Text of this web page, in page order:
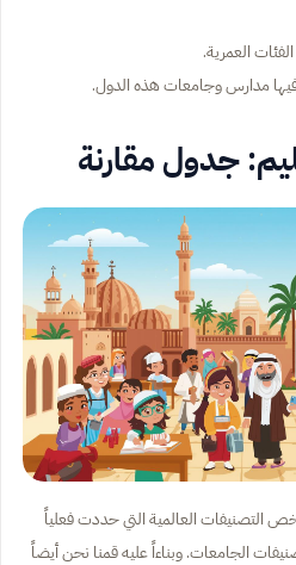
العمرية.
فيها مدارس وجامعات هذه الدول.
جدول مقارنة
التصنيفات العالمية التي حددت فعلياً
الجامعات. وبناءاً عليه قمنا نحن أيضاً